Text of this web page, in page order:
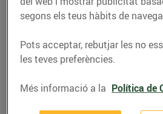
segons els teus hàbits de
Pots acceptar, rebutjar les no
les teves preferències.
Més informació a la Política de